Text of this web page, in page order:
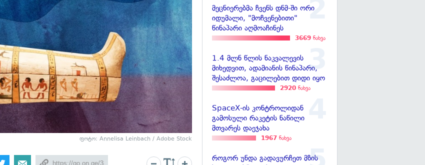
ფოტო: Annelisa Leinbach / Adobe Stock
მეცნიერებმა ჩვენს დნმ-ში ორი
იდუმალი, "მოჩვენებითი"
წინაპარი აღმოაჩინეს
3669 ნახვა
1.4 მლნ წლის ნაკვალევის
მიხედვით, ადამიანის წინაპარი,
შესაძლოა, გაცილებით დიდი იყო
2920 ნახვა
SpaceX-ის კონტროლიდან
გამოსული რაკეტის ნაწილი
მთვარეს დაეჯახა
1967 ნახვა
როგორ უნდა გადავურჩეთ მზის